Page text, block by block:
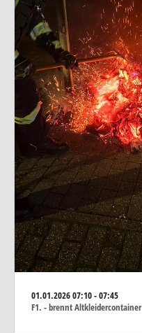
01.01.202607:10 - 07:45
F1. - brennt Altkleidercontainer